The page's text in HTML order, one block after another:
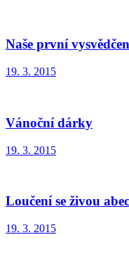
Naše první
19. 3. 2015
Vánoční dárky
19. 3. 2015
Loučení se živou
19. 3. 2015